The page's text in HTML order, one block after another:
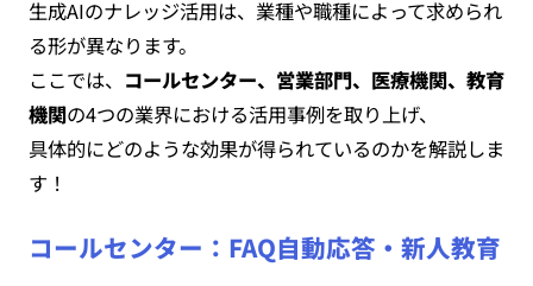
生成AIのナレッジ活用は、業種や職種によって求められ
る形が異なります。
ここでは、 コールセンター、営業部門、医療機関、教育
機関の4つの業界における活用事例を取り上げ、
具体的にどのような効果が得られているのかを解説しま
す！
コールセンター：FAQ自動応答・新人教育